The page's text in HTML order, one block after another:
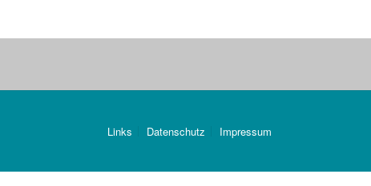
Links Datenschutz Impressum